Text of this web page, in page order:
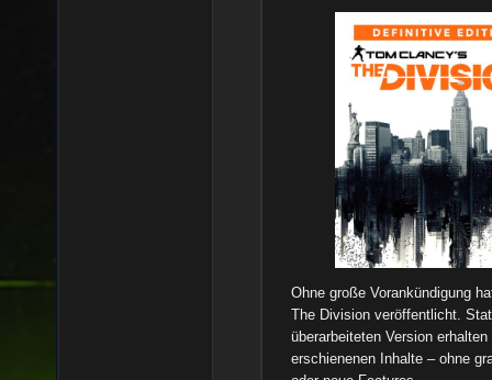
Ohne große Vorankündigung
The Division veröffentlicht.
überarbeiteten Version
erschienenen Inhalte – ohne